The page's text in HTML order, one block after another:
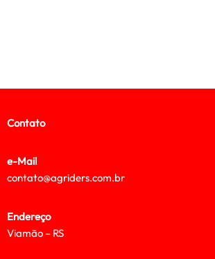
Contato
e-Mail
contato@agriders.com.br
Endereço
Viamão – RS